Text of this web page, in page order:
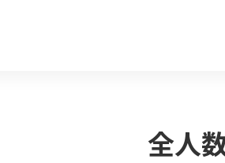
全人